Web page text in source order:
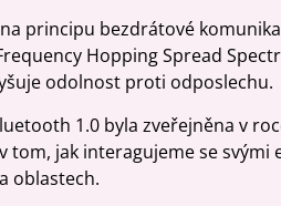
principu bezdrátové
Hopping Spread
odolnost proti odposlechu.
1.0 byla zveřejněna v
tom, jak interagujeme se
oblastech.